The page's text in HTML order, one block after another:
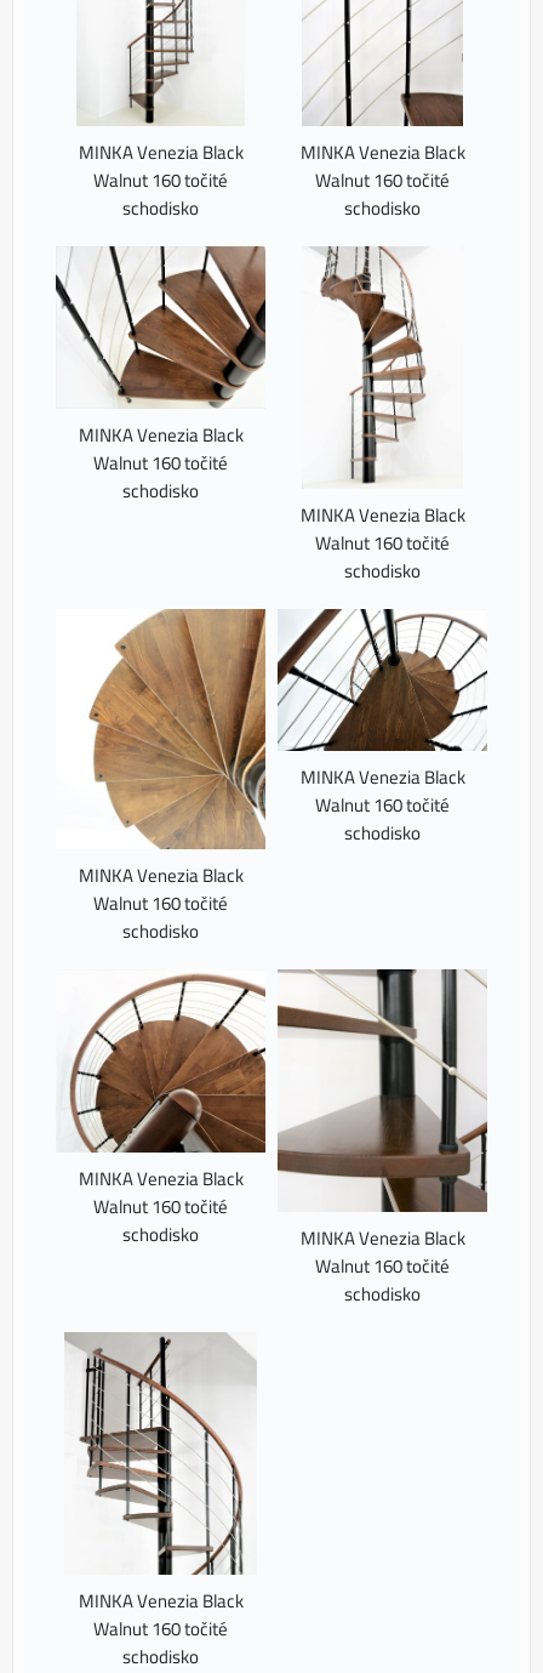
MINKA Venezia Black
Walnut 160 točité
schodisko
MINKA Venezia Black
Walnut 160 točité
schodisko
MINKA Venezia Black
Walnut 160 točité
schodisko
MINKA Venezia Black
Walnut 160 točité
schodisko
MINKA Venezia Black
Walnut 160 točité
schodisko
MINKA Venezia Black
Walnut 160 točité
schodisko
MINKA Venezia Black
Walnut 160 točité
schodisko
MINKA Venezia Black
Walnut 160 točité
schodisko
MINKA Venezia Black
Walnut 160 točité
schodisko